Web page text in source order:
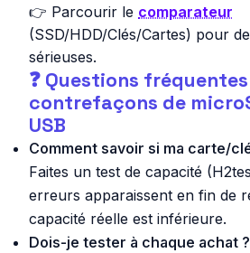
👉 Parcourir le comparateur
(SSD/HDD/Clés/Cartes) pour
sérieuses.
❓ Questions
contrefaçons de
USB
Comment savoir si ma carte/
Faites un test de capacité
erreurs apparaissent en fin de
capacité réelle est inférieure.
Dois-je tester à chaque achat ?